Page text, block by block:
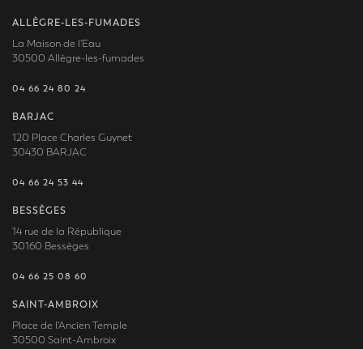
ALLÈGRE-LES-FUMADES
La Maison de l'Eau
30500 Allègre-les-fumades
04 66 24 80 24
BARJAC
120 Place Charles Guynet
30430 BARJAC
04 66 24 53 44
BESSÈGES
14 rue de la République
30160 Bessèges
04 66 25 08 60
SAINT-AMBROIX
Place de l'Ancien Temple
30500 Saint-Ambroix